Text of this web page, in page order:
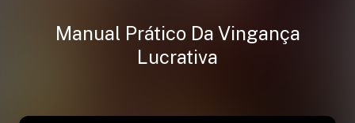
Manual Prático Da Vingança
Lucrativa